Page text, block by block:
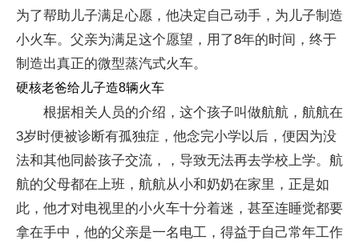
为了帮助儿子满足心愿，他决定自己动手，为儿子制造
小火车。父亲为满足这个愿望，用了8年的时间，终于
制造出真正的微型蒸汽式火车。
硬核老爸给儿子造8辆火车
根据相关人员的介绍，这个孩子叫做航航，航航在
3岁时便被诊断有孤独症，他念完小学以后，便因为没
法和其他同龄孩子交流，，导致无法再去学校上学。航
航的父母都在上班，航航从小和奶奶在家里，正是如
此，他才对电视里的小火车十分着迷，甚至连睡觉都要
拿在手中，他的父亲是一名电工，得益于自己常年工作